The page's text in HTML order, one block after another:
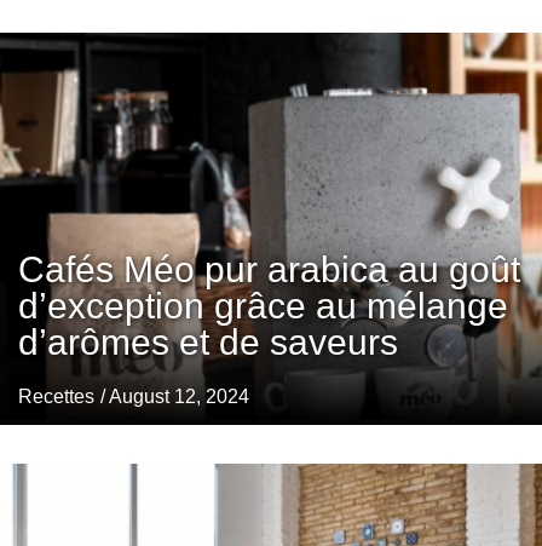
Cafés Méo pur arabica au goût
d’exception grâce au mélange
d’arômes et de saveurs
Recettes / August 12, 2024